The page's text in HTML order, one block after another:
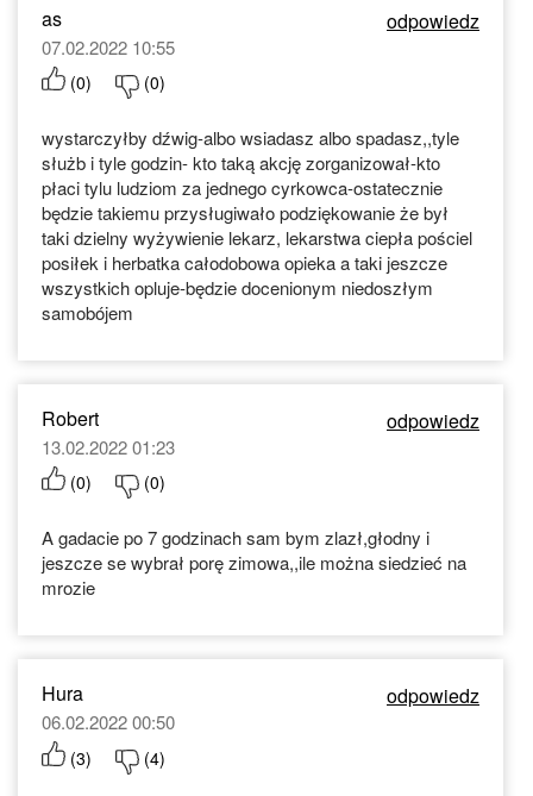
as odpowiedz
07.02.2022 10:55
(0) (0)
wystarczyłby dźwig-albo wsiadasz albo spadasz,,tyle
służb i tyle godzin- kto taką akcję zorganizował-kto
płaci tylu ludziom za jednego cyrkowca-ostatecznie
będzie takiemu przysługiwało podziękowanie że był
taki dzielny wyżywienie lekarz, lekarstwa ciepła pościel
posiłek i herbatka całodobowa opieka a taki jeszcze
wszystkich opluje-będzie docenionym niedoszłym
samobójem
Robert odpowiedz
13.02.2022 01:23
(0) (0)
A gadacie po 7 godzinach sam bym zlazł,głodny i
jeszcze se wybrał porę zimowa,,ile można siedzieć na
mrozie
Hura odpowiedz
06.02.2022 00:50
(3) (4)